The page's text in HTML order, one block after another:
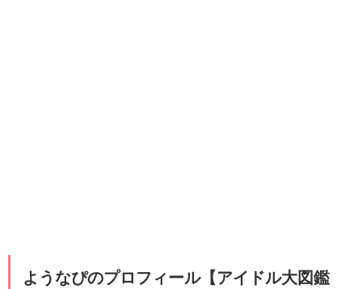
ようなぴのプロフィール【アイドル大図鑑